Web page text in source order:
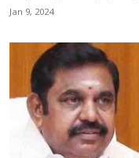
Jan 9, 2024